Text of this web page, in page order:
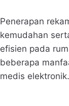
Penerapan
kemudahan
efisien pada
beberapa
medis elektronik.